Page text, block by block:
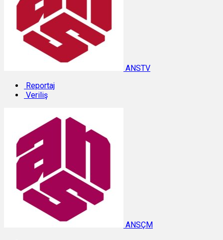
ANSTV
Reportaj
Veriliş
ANSÇM